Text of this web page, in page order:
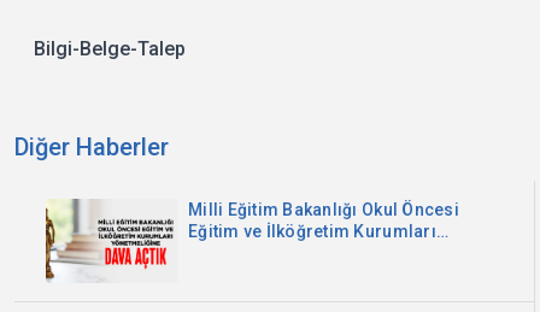
Bilgi-Belge-Talep
Diğer Haberler
Milli Eğitim Bakanlığı Okul Öncesi
Eğitim ve İlköğretim Kurumları